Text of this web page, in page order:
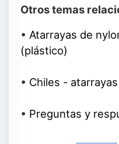
Otros temas
• Atarrayas de
(plástico)
• Chiles -
• Preguntas y